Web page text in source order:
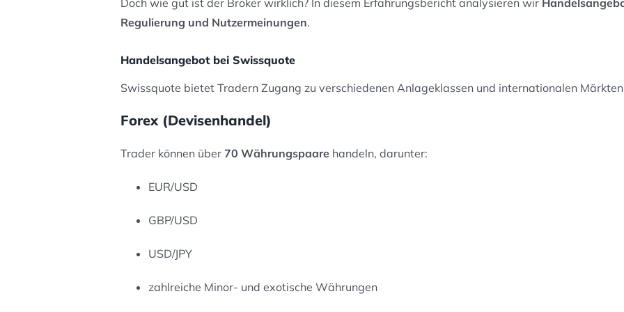
Doch wie gut ist der Broker wirklich? In diesem Erfahrungsbericht analysieren wir
Regulierung und Nutzermeinungen.
Handelsangebot bei Swissquote
Swissquote bietet Tradern Zugang zu verschiedenen Anlageklassen und internationalen
Forex (Devisenhandel)
Trader können über 70 Währungspaarehandeln, darunter:
EUR/USD
GBP/USD
USD/JPY
zahlreiche Minor- und exotische Währungen